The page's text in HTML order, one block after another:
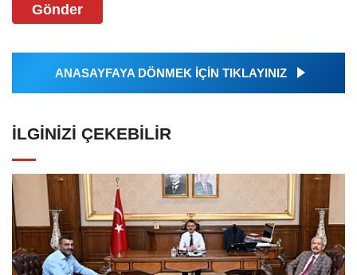
Gönder
ANASAYFAYA DÖNMEK İÇİN TIKLAYINIZ
İLGINIZI ÇEKEBILIR